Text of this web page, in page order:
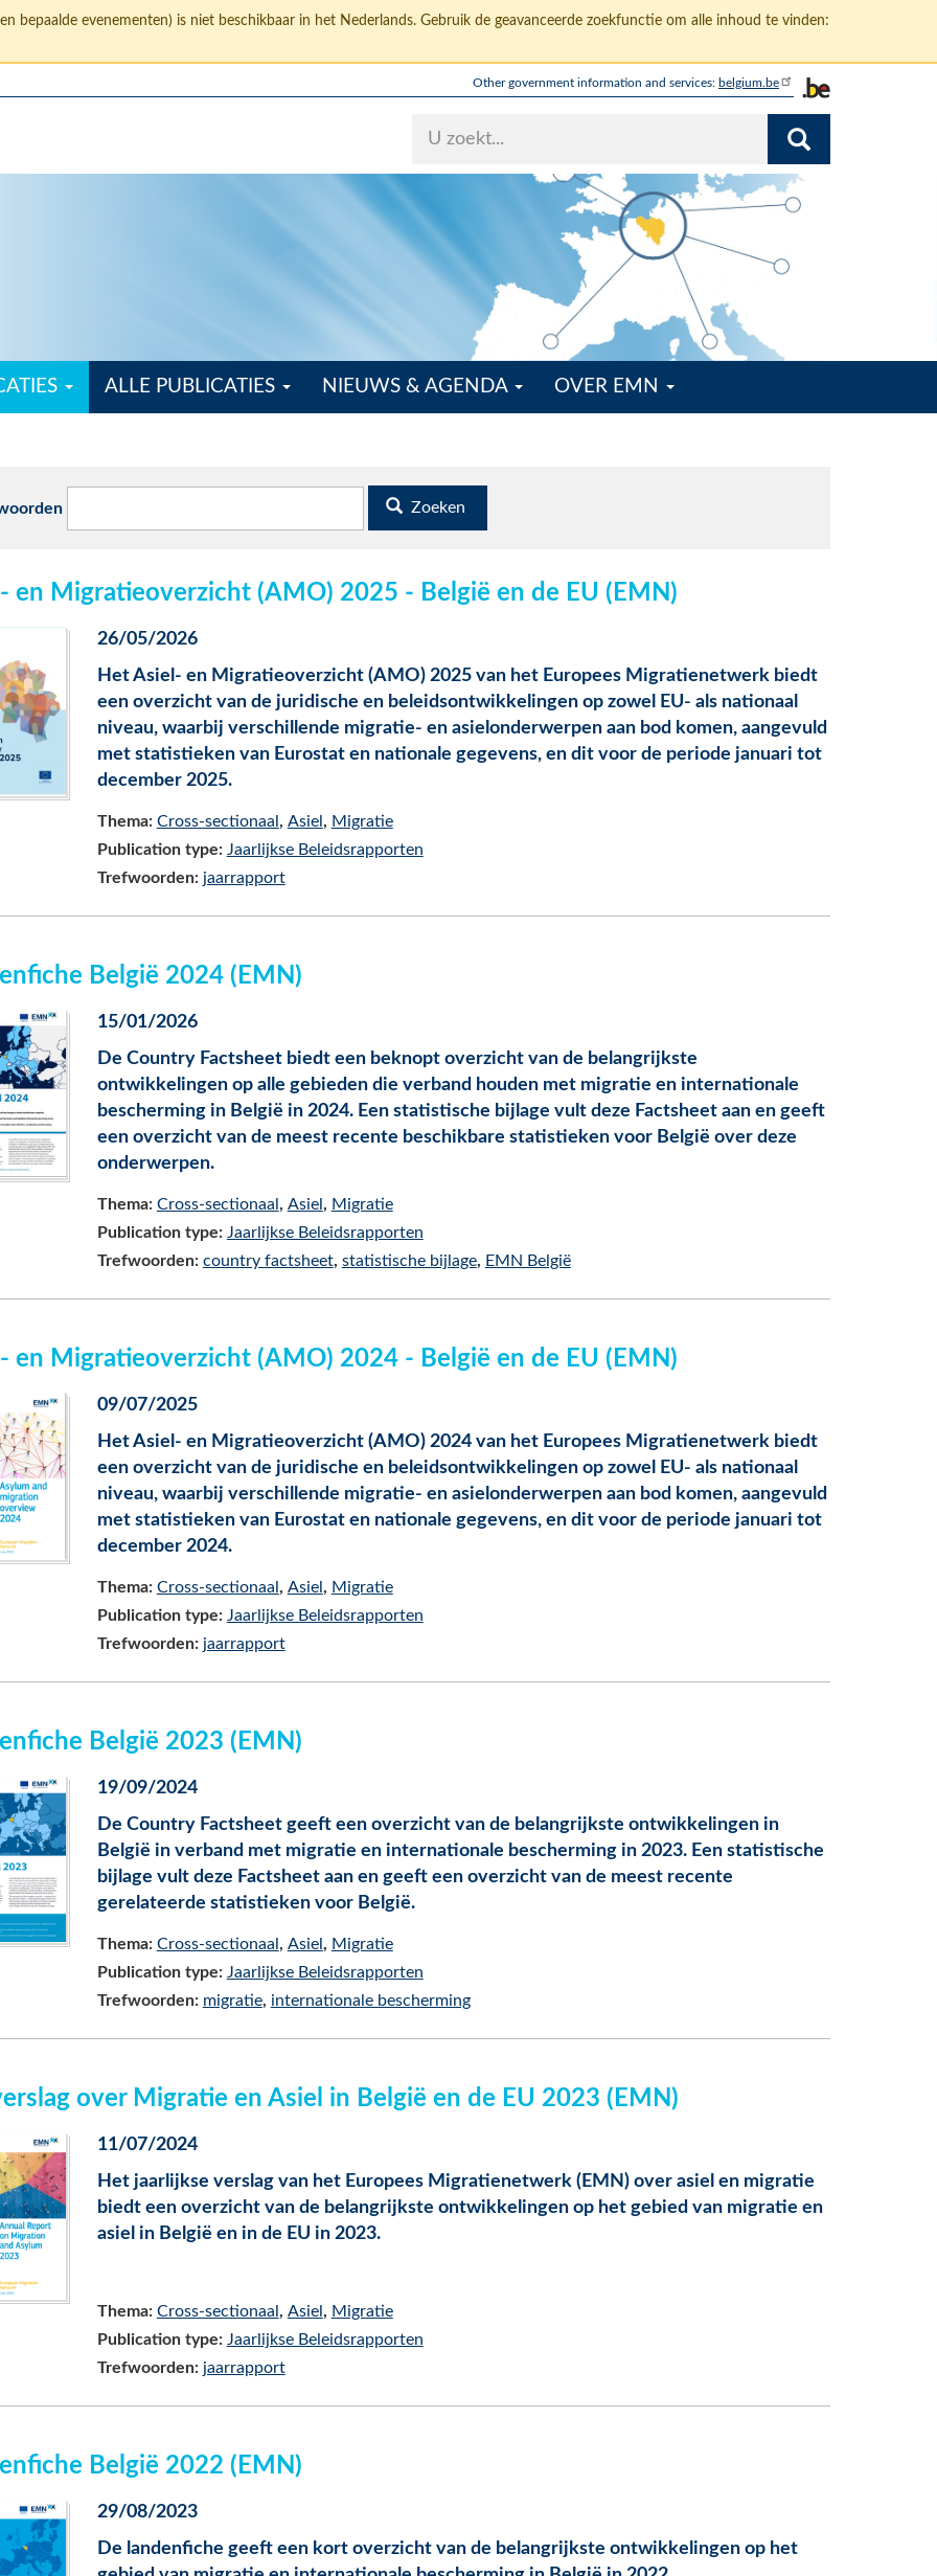
bepaalde evenementen) is niet beschikbaar in het Nederlands. Gebruik de geavanceerde zoekfunctie om alle inhoud te vinden:
Other government information and services: belgium.be
ALLE PUBLICATIES NIEUWS & AGENDA OVER EMN
Zoeken
en Migratieoverzicht (AMO) 2025 - België en de EU (EMN)
26/05/2026
Het Asiel- en Migratieoverzicht (AMO) 2025 van het Europees Migratienetwerk biedt
een overzicht van de juridische en beleidsontwikkelingen op zowel EU- als nationaal
niveau, waarbij verschillende migratie- en asielonderwerpen aan bod komen, aangevuld
met statistieken van Eurostat en nationale gegevens, en dit voor de periode januari tot
december 2025.
Thema: Cross-sectionaal Asiel
Migratie
Publication type: Jaarlijkse Beleidsrapporten
Trefwoorden: jaarrapport
België 2024 (EMN)
15/01/2026
De Country Factsheet biedt een beknopt overzicht van de belangrijkste
ontwikkelingen op alle gebieden die verband houden met migratie en internationale
bescherming in België in 2024. Een statistische bijlage vult deze Factsheet aan en geeft
een overzicht van de meest recente beschikbare statistieken voor België over deze
onderwerpen.
Thema: Cross-sectionaal Asiel
Migratie
Publication type: Jaarlijkse Beleidsrapporten
Trefwoorden: country factsheet statistische bijlage EMN België
en Migratieoverzicht (AMO) 2024 - België en de EU (EMN)
09/07/2025
Het Asiel- en Migratieoverzicht (AMO) 2024 van het Europees Migratienetwerk biedt
een overzicht van de juridische en beleidsontwikkelingen op zowel EU- als nationaal
niveau, waarbij verschillende migratie- en asielonderwerpen aan bod komen, aangevuld
met statistieken van Eurostat en nationale gegevens, en dit voor de periode januari tot
december 2024.
Thema: Cross-sectionaal Asiel
Migratie
Publication type: Jaarlijkse Beleidsrapporten
Trefwoorden: jaarrapport
België 2023 (EMN)
19/09/2024
De Country Factsheet geeft een overzicht van de belangrijkste ontwikkelingen in
België in verband met migratie en internationale bescherming in 2023. Een statistische
bijlage vult deze Factsheet aan en geeft een overzicht van de meest recente
gerelateerde statistieken voor België.
Thema: Cross-sectionaal Asiel
Migratie
Publication type: Jaarlijkse Beleidsrapporten
Trefwoorden: migratie internationale bescherming
over Migratie en Asiel in België en de EU 2023 (EMN)
11/07/2024
Het jaarlijkse verslag van het Europees Migratienetwerk (EMN) over asiel en migratie
biedt een overzicht van de belangrijkste ontwikkelingen op het gebied van migratie en
asiel in België en in de EU in 2023.
Thema: Cross-sectionaal Asiel
Migratie
Publication type: Jaarlijkse Beleidsrapporten
Trefwoorden: jaarrapport
België 2022 (EMN)
29/08/2023
De landenfiche geeft een kort overzicht van de belangrijkste ontwikkelingen op het